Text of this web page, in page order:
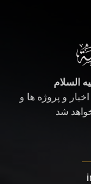
السلام
و پروژه ها و
شد